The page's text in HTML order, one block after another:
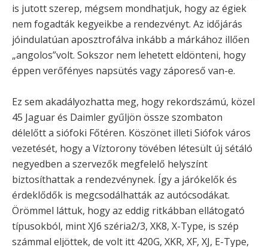
is jutott szerep, mégsem mondhatjuk, hogy az égiek
nem fogadták kegyeikbe a rendezvényt. Az időjárás
jóindulatúan aposztrofálva inkább a márkához illően
„angolos”volt. Sokszor nem lehetett eldönteni, hogy
éppen verőfényes napsütés vagy záporeső van-e.
Ez sem akadályozhatta meg, hogy rekordszámú, közel
45 Jaguar és Daimler gyűljön össze szombaton
délelőtt a siófoki Főtéren. Köszönet illeti Siófok város
vezetését, hogy a Víztorony tövében létesült új sétáló
negyedben a szervezők megfelelő helyszínt
biztosíthattak a rendezvénynek. Így a járókelők és
érdeklődők is megcsodálhatták az autócsodákat.
Örömmel láttuk, hogy az eddig ritkábban ellátogató
típusokból, mint XJ6 széria2/3, XK8, X-Type, is szép
számmal eljöttek, de volt itt 420G, XKR, XF, XJ, E-Type,